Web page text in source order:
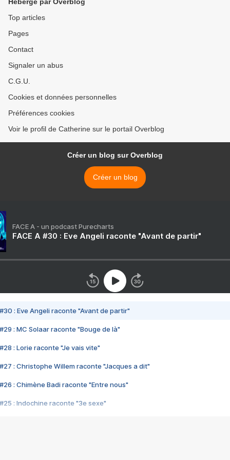
Top articles
Pages
Contact
Signaler un abus
C.G.U.
Cookies et données personnelles
Préférences cookies
Voir le profil de Catherine sur le portail Overblog
Créer un blog sur Overblog
Créer un blog
FACE A - un podcast Purecharts
FACE A #30 : Eve Angeli raconte "Avant de partir"
#30 : Eve Angeli raconte "Avant de partir"
#29 : MC Solaar raconte "Bouge de là"
#28 : Lorie raconte "Je vais vite"
#27 : Christophe Willem raconte "Jacques a dit"
#26 : Chimène Badi raconte "Entre nous"
#25 : Indochine raconte "3e sexe"